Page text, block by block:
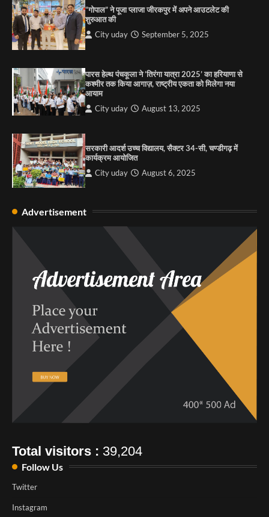
की कसम: देवशाली
City uday
“गोपाल” ने पूजा प्लाजा जीरकपुर में अपने आउटलेट की
शुरुआत की
City uday September 5, 2025
पारस हेल्थ पंचकूला ने ‘तिरंगा यात्रा 2025’ का हरियाणा से
कश्मीर तक किया आगाज़, राष्ट्रीय एकता को मिलेगा नया
आयाम
City uday August 13, 2025
सरकारी आदर्श उच्च विद्यालय, सैक्टर 34-सी, चण्डीगढ़ में
कार्यक्रम आयोजित
City uday August 6, 2025
Advertisement
Total visitors : 39,204
Follow Us
Twitter
Instagram